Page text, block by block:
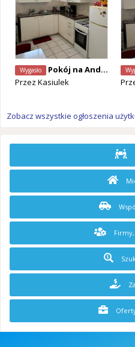
Wygasło
Pokój na Anderlecht
Przez Kasiulek
Zobacz wszystkie ogłoszenia